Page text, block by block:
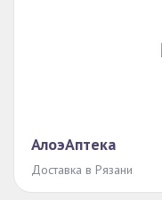
АлоэАптека
Доставка в Рязани